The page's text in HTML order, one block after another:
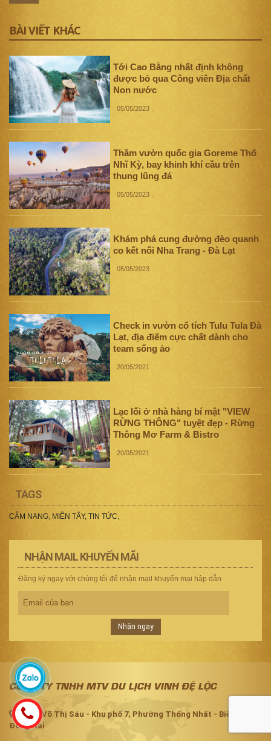
BÀI VIẾT KHÁC
Tới Cao Bằng nhất định không
được bỏ qua Công viên Địa chất
Non nước
05/05/2023
Thăm vườn quốc gia Goreme Thổ
Nhĩ Kỳ, bay khinh khí cầu trên
thung lũng đá
05/05/2023
Khám phá cung đường đèo quanh
co kết nối Nha Trang - Đà Lạt
05/05/2023
Check in vườn cổ tích Tulu Tula Đà
Lạt, địa điểm cực chất dành cho
team sống ảo
20/05/2021
Lạc lối ở nhà hàng bí mật "VIEW
RỪNG THÔNG" tuyệt đẹp - Rừng
Thông Mơ Farm & Bistro
20/05/2021
TAGS
CẨM NANG MIỀN TÂY, TIN TỨC
NHẬN MAIL KHUYẾN MÃI
Đăng ký ngay với chúng tôi để nhận mail khuyến mại hâp dẫn
Nhận ngay
CÔNG TY TNHH MTV DU LỊCH VINH ĐỆ LỘC
F226 Võ Thị Sáu - Khu phố 7, Phường Thống Nhất - Biên Hòa -
Đồng Nai